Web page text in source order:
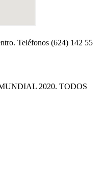
Teléfonos (624) 142 55
2020. TODOS